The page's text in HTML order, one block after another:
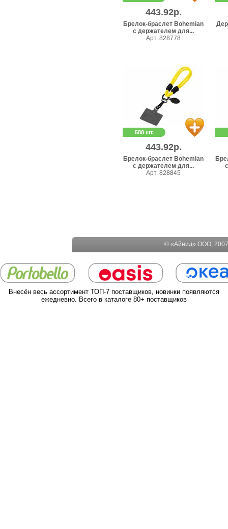
443.92р.
Брелок-браслет Bohemian
с держателем для...
Арт. 828778
588 шт.
443.92р.
Брелок-браслет Bohemian
с держателем для...
Арт. 828845
© «Айнид» ООО,
Внесён весь ассортимент ТОП-7 поставщиков, новинки появляются
ежедневно. Всего в каталоге 80+ поставщиков